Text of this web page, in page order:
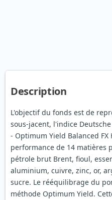
Description
L'objectif du fonds est de
sous-jacent, l'indice
- Optimum Yield Balanced
performance de 14 matières
pétrole brut Brent, fioul,
aluminium, cuivre, zinc, or,
sucre. Le rééquilibrage du
méthode Optimum Yield.